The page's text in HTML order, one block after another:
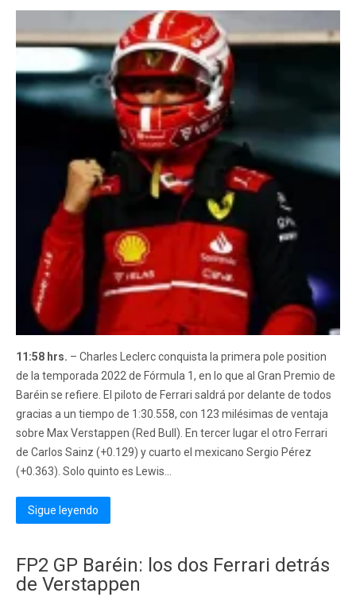
11:58 hrs. – Charles Leclerc conquista la primera pole position
de la temporada 2022 de Fórmula 1, en lo que al Gran Premio de
Baréin se refiere. El piloto de Ferrari saldrá por delante de todos
gracias a un tiempo de 1:30.558, con 123 milésimas de ventaja
sobre Max Verstappen (Red Bull). En tercer lugar el otro Ferrari
de Carlos Sainz (+0.129) y cuarto el mexicano Sergio Pérez
(+0.363). Solo quinto es Lewis...
Sigue leyendo
FP2 GP Baréin: los dos Ferrari detrás
de Verstappen